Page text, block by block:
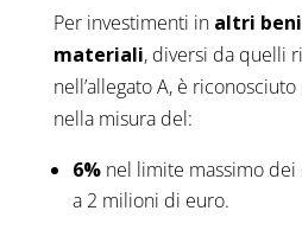
Per investimenti in altri
materiali, diversi da quelli
nell’allegato A, è
nella misura del:
6%nel limite massimo dei
a 2 milioni di euro.